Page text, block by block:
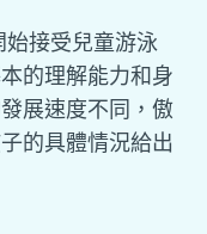
接受兒童游泳
的理解能力和身
展速度不同，傲
的具體情況給出